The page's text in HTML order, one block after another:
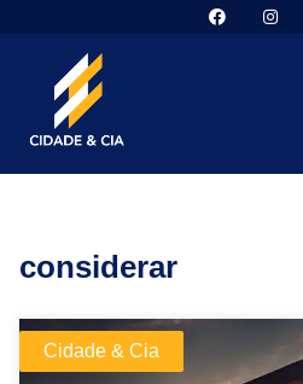
considerar
Cidade & Cia